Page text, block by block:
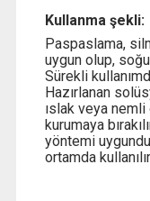
Kullanma şekli:
Paspaslama,
uygun olup,
Sürekli
Hazırlanan
ıslak veya
kurumaya
yöntemi
ortamda